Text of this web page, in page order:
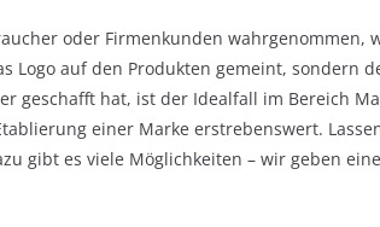
oder Firmenkunden wahrgenommen,
Logo auf den Produkten gemeint, sondern
geschafft hat, ist der Idealfall im Bereich
einer Marke erstrebenswert.
gibt es viele Möglichkeiten – wir geben